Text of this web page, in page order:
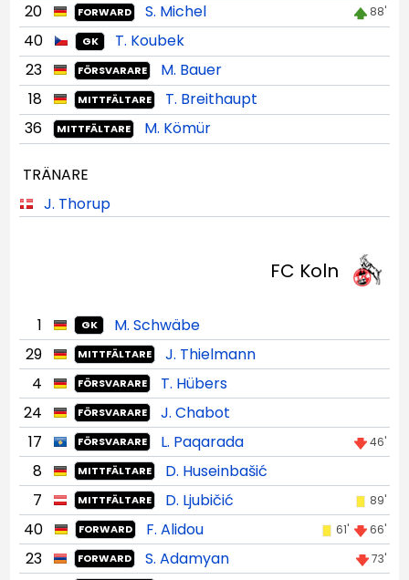
20 FORWARD S. Michel 88'
40 GK
T. Koubek
23
FÖRSVARARE
M. Bauer
18
MITTFÄLTARE
T. Breithaupt
36
MITTFÄLTARE M. Kömür
TRÄNARE
J. Thorup
FC Koln
1 GK
M. Schwäbe
29
MITTFÄLTARE
J. Thielmann
4
FÖRSVARARE
T. Hübers
24
FÖRSVARARE
J. Chabot
17
FÖRSVARARE L. Paqarada 46'
8 MITTFÄLTARE
D. Huseinbašić
7
MITTFÄLTARE D. Ljubičić 89'
40 FORWARD F. Alidou 61' 66'
23 FORWARD S. Adamyan 73'